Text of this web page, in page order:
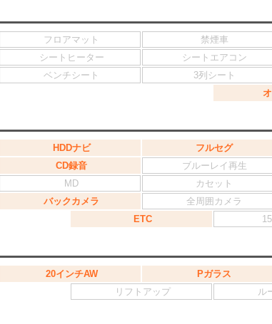
フロアマット 禁煙車
シートヒーター
シートエアコン
ベンチシート
3列シート
HDDナビ フルセグ
CD録音
ブルーレイ再生
MD
カセット
バックカメラ
全周囲カメラ
ETC
20インチAW Pガラス
リフトアップ
ル